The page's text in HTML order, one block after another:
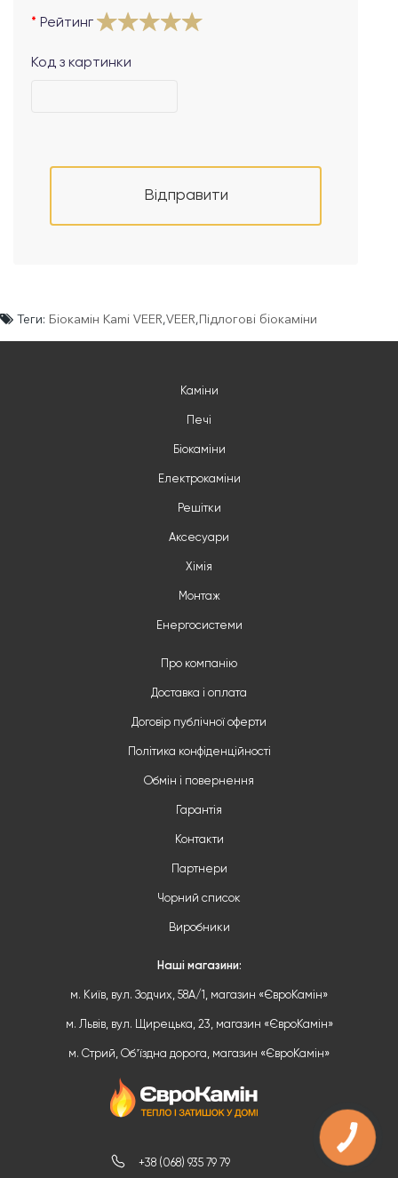
Рейтинг
Код з картинки
Відправити
Теги: Біокамін Kami VEER,VEER,Підлогові біокаміни
+38 (068) 935 79 79
Каміни
Печі
Біокаміни
Електрокаміни
Решітки
Аксесуари
Хімія
Монтаж
Енергосистеми
Про компанію
Доставка і оплата
Договір публічної оферти
Політика конфіденційності
Обмін і повернення
Гарантія
Контакти
Партнери
Чорний список
Виробники
Наші магазини:
м. Київ, вул. Зодчих, 58А/1, магазин «ЄвроКамін»
м. Львів, вул. Щирецька, 23, магазин «ЄвроКамін»
м. Стрий, Обʼїздна дорога, магазин «ЄвроКамін»